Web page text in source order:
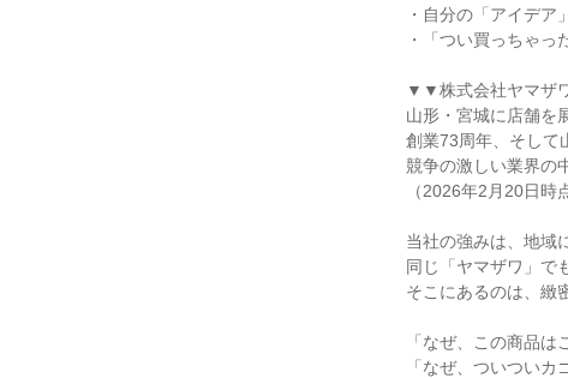
・自分の「アイデア
・「つい買っちゃっ
▼▼株式会社ヤマザ
山形・宮城に店舗を
創業73周年、そして
競争の激しい業界の
（2026年2月20日時
当社の強みは、地域
同じ「ヤマザワ」で
そこにあるのは、緻
「なぜ、この商品は
「なぜ、ついついカ